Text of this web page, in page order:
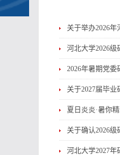
关于举办2026
河北大学2026
2026年暑期党
关于2027届毕
夏日炎炎·暑你
关于确认2026
河北大学2027